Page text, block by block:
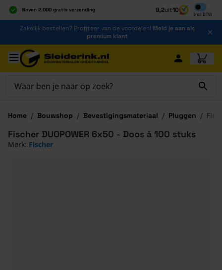
Boven 2.000 gratis verzending
Al 40 jaar dé specialist
Alles onder één dak
9,2uit10
Incl BTW
Inclusief
Ga naar de inhoud
Zakelijk bestellen? Profiteer van de voordelen! Meld je aan als
premium klant
Ga naar hoofdinhoud
Home / Bouwshop / Bevestigingsmateriaal / Pluggen /
Fischer DUOPOWER 6x50 - Doos à 100 stuks
Merk: Fischer